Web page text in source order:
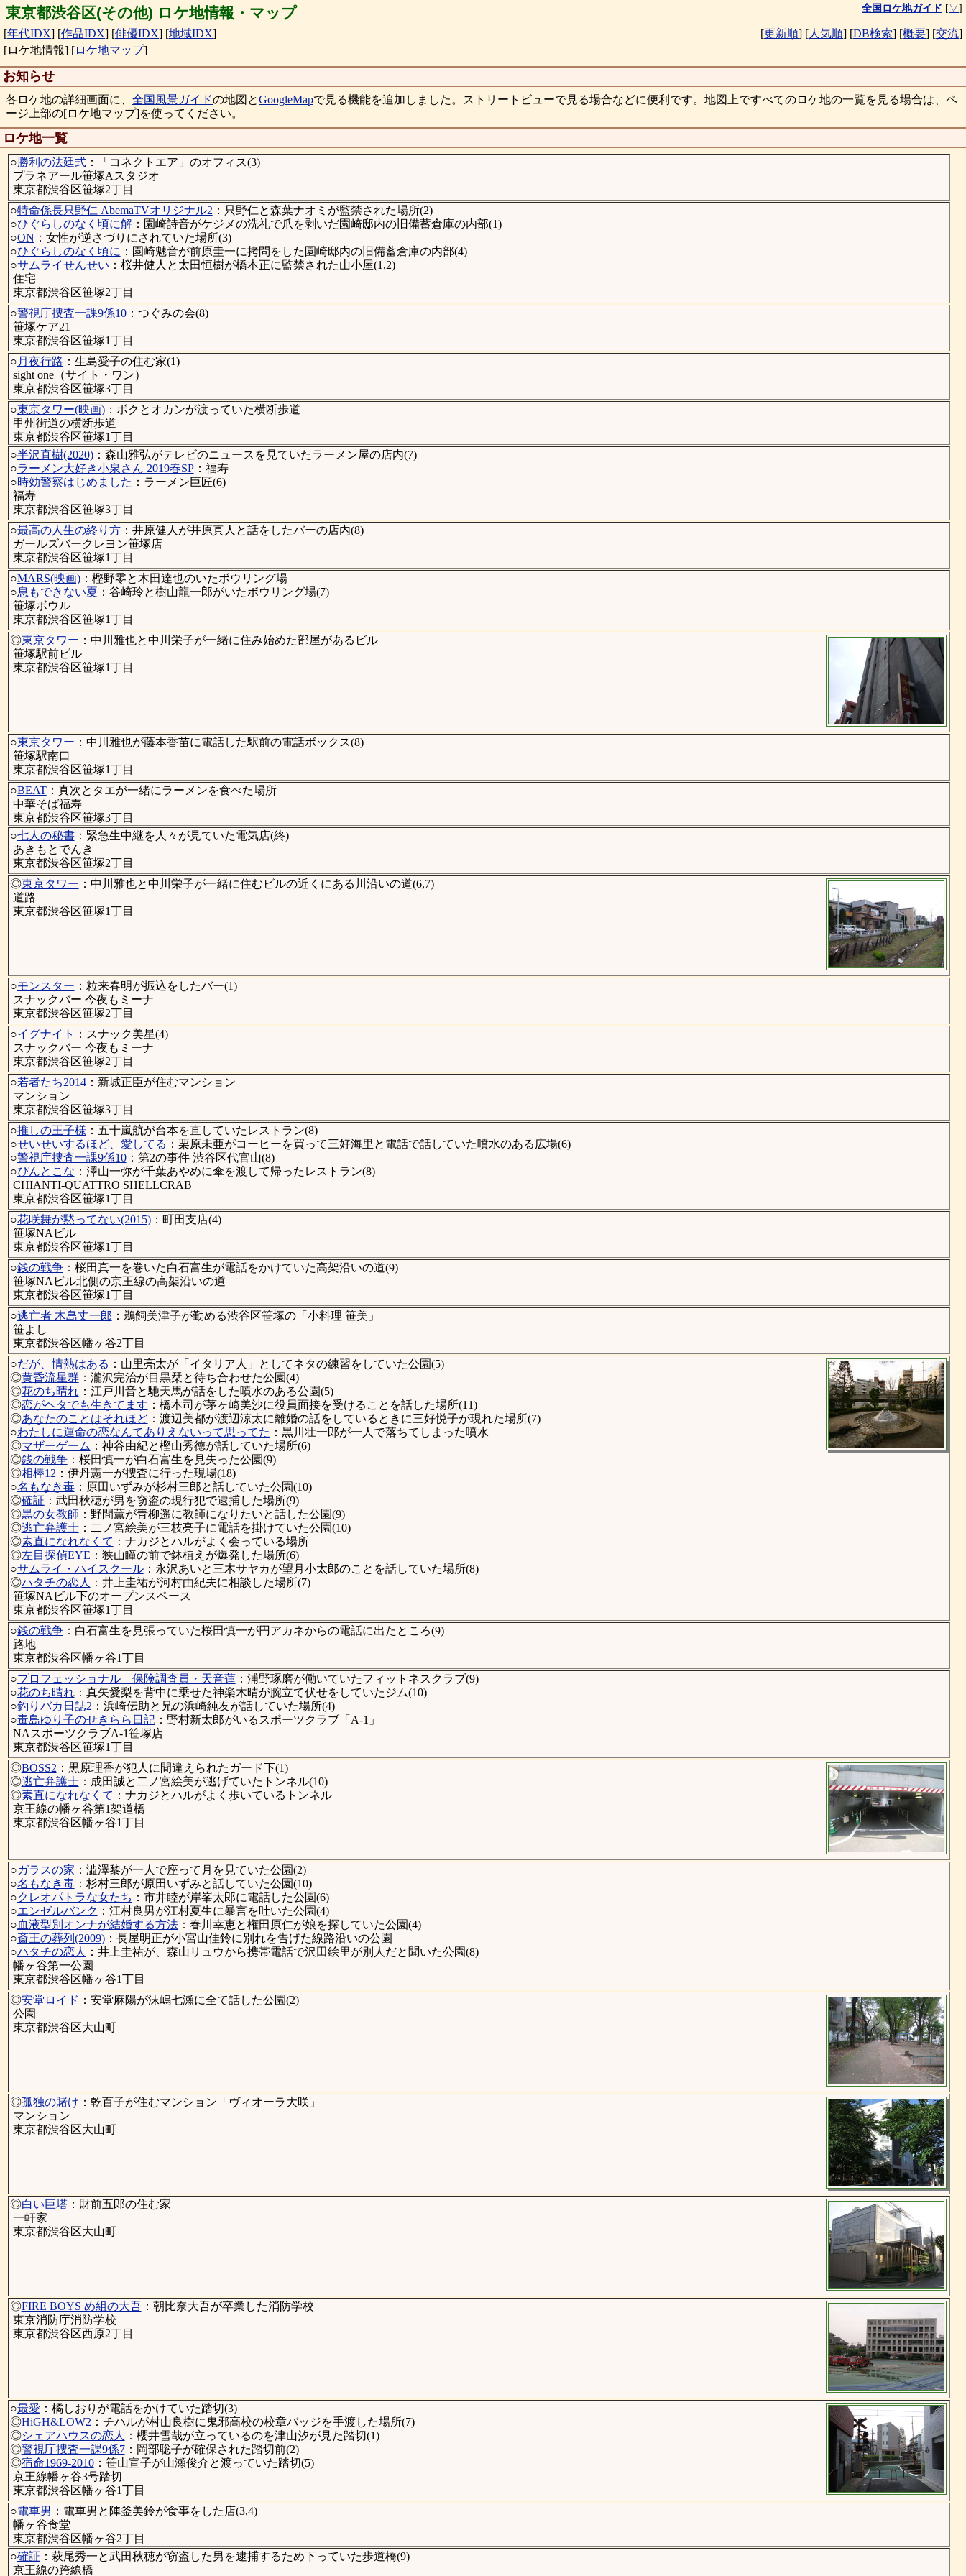
東京都渋谷区(その他) ロケ地情報・マップ 全国ロケ地ガイド [▽]
[年代IDX] [作品IDX] [俳優IDX] [地域IDX] [更新順] [人気順] [DB検索] [概要] [交流]
[ロケ地情報] [ロケ地マップ]
お知らせ
各ロケ地の詳細画面に、 全国風景ガイドの地図とGoogleMapで見る機能を追加しました。ストリートビューで見る場合などに便利です。地図上ですべてのロケ地の一覧を見る場合は、ペ
ージ上部の[ロケ地マップ]を使ってください。
ロケ地一覧
○勝利の法廷式：「コネクトエア」のオフィス(3)
プラネアール笹塚Aスタジオ
東京都渋谷区笹塚2丁目
○特命係長只野仁 AbemaTVオリジナル2 ：只野仁と森葉ナオミが監禁された場所(2)
○ひぐらしのなく頃に解：園崎詩音がケジメの洗礼で爪を剥いだ園崎邸内の旧備蓄倉庫の内部(1)
○ON ：女性が逆さづりにされていた場所(3)
○ひぐらしのなく頃に ：園崎魅音が前原圭一に拷問をした園崎邸内の旧備蓄倉庫の内部(4)
○サムライせんせい ：桜井健人と太田恒樹が橋本正に監禁された山小屋(1,2)
住宅
東京都渋谷区笹塚2丁目
○警視庁捜査一課9係10：つぐみの会(8)
笹塚ケア21
東京都渋谷区笹塚1丁目
○ 月夜行路 ：生島愛子の住む家(1)
sight one（サイト・ワン）
東京都渋谷区笹塚3丁目
○東京タワー(映画)：ボクとオカンが渡っていた横断歩道
甲州街道の横断歩道
東京都渋谷区笹塚1丁目
○半沢直樹(2020)：森山雅弘がテレビのニュースを見ていたラーメン屋の店内(7)
○ラーメン大好き小泉さん 2019春SP：福寿
○時効警察はじめました ：ラーメン巨匠(6)
福寿
東京都渋谷区笹塚3丁目
○最高の人生の終り方：井原健人が井原真人と話をしたバーの店内(8)
ガールズバークレヨン笹塚店
東京都渋谷区笹塚1丁目
○MARS(映画)：樫野零と木田達也のいたボウリング場
○息もできない夏 ：谷崎玲と樹山龍一郎がいたボウリング場(7)
笹塚ボウル
東京都渋谷区笹塚1丁目
◎東京タワー ：中川雅也と中川栄子が一緒に住み始めた部屋があるビル
笹塚駅前ビル
東京都渋谷区笹塚1丁目
○東京タワー ：中川雅也が藤本香苗に電話した駅前の電話ボックス(8)
笹塚駅南口
東京都渋谷区笹塚1丁目
○BEAT：真次とタエが一緒にラーメンを食べた場所
中華そば福寿
東京都渋谷区笹塚3丁目
○七人の秘書：緊急生中継を人々が見ていた電気店(終)
あきもとでんき
東京都渋谷区笹塚2丁目
◎東京タワー ：中川雅也と中川栄子が一緒に住むビルの近くにある川沿いの道(6,7)
道路
東京都渋谷区笹塚1丁目
○モンスター ：粒来春明が振込をしたバー(1)
スナックバー 今夜もミーナ
東京都渋谷区笹塚2丁目
○イグナイト
：スナック美星(4)
スナックバー 今夜もミーナ
東京都渋谷区笹塚2丁目
○若者たち2014：新城正臣が住むマンション
マンション
東京都渋谷区笹塚3丁目
○推しの王子様 ：五十嵐航が台本を直していたレストラン(8)
○せいせいするほど、愛してる ：栗原未亜がコーヒーを買って三好海里と電話で話していた噴水のある広場(6)
○警視庁捜査一課9係10：第2の事件 渋谷区代官山(8)
○ぴんとこな ：澤山一弥が千葉あやめに傘を渡して帰ったレストラン(8)
CHIANTI-QUATTRO SHELLCRAB
東京都渋谷区笹塚1丁目
○花咲舞が黙ってない(2015)：町田支店(4)
笹塚NAビル
東京都渋谷区笹塚1丁目
○銭の戦争：桜田真一を巻いた白石富生が電話をかけていた高架沿いの道(9)
笹塚NAビル北側の京王線の高架沿いの道
東京都渋谷区笹塚1丁目
○逃亡者 木島丈一郎 ：鵜飼美津子が勤める渋谷区笹塚の「小料理 笹美」
笹よし
東京都渋谷区幡ヶ谷2丁目
○だが、情熱はある ：山里亮太が「イタリア人」としてネタの練習をしていた公園(5)
◎黄昏流星群：瀧沢完治が目黒栞と待ち合わせた公園(4)
◎花のち晴れ：江戸川音と馳天馬が話をした噴水のある公園(5)
◎恋がヘタでも生きてます ：橋本司が茅ヶ崎美沙に役員面接を受けることを話した場所(11)
◎あなたのことはそれほど：渡辺美都が渡辺涼太に離婚の話をしているときに三好悦子が現れた場所(7)
○わたしに運命の恋なんてありえないって思ってた ：黒川壮一郎が一人で落ちてしまった噴水
◎マザーゲーム ：神谷由紀と樫山秀徳が話していた場所(6)
◎銭の戦争：桜田慎一が白石富生を見失った公園(9)
◎相棒12 ：伊丹憲一が捜査に行った現場(18)
○名もなき毒：原田いずみが杉村三郎と話していた公園(10)
◎確証 ：武田秋穂が男を窃盗の現行犯で逮捕した場所(9)
◎黒の女教師 ：野間薫が青柳遥に教師になりたいと話した公園(9)
◎逃亡弁護士：二ノ宮絵美が三枝亮子に電話を掛けていた公園(10)
◎素直になれなくて ：ナカジとハルがよく会っている場所
◎左目探偵EYE ：狭山瞳の前で鉢植えが爆発した場所(6)
○サムライ・ハイスクール：永沢あいと三木サヤカが望月小太郎のことを話していた場所(8)
◎ハタチの恋人
：井上圭祐が河村由紀夫に相談した場所(7)
笹塚NAビル下のオープンスペース
東京都渋谷区笹塚1丁目
○銭の戦争：白石富生を見張っていた桜田慎一が円アカネからの電話に出たところ(9)
路地
東京都渋谷区幡ヶ谷1丁目
○プロフェッショナル 保険調査員・天音蓮：浦野琢磨が働いていたフィットネスクラブ(9)
○花のち晴れ：真矢愛梨を背中に乗せた神楽木晴が腕立て伏せをしていたジム(10)
○釣りバカ日誌2 ：浜崎伝助と兄の浜崎純友が話していた場所(4)
○毒島ゆり子のせきらら日記：野村新太郎がいるスポーツクラブ「A-1」
NAスポーツクラブA-1笹塚店
東京都渋谷区笹塚1丁目
◎BOSS2 ：黒原理香が犯人に間違えられたガード下(1)
◎逃亡弁護士：成田誠と二ノ宮絵美が逃げていたトンネル(10)
◎素直になれなくて ：ナカジとハルがよく歩いているトンネル
京王線の幡ヶ谷第1架道橋
東京都渋谷区幡ヶ谷1丁目
○ガラスの家 ：澁澤黎が一人で座って月を見ていた公園(2)
○名もなき毒：杉村三郎が原田いずみと話していた公園(10)
○クレオパトラな女たち ：市井睦が岸峯太郎に電話した公園(6)
○エンゼルバンク ：江村良男が江村夏生に暴言を吐いた公園(4)
○血液型別オンナが結婚する方法：春川幸恵と権田原仁が娘を探していた公園(4)
○斎王の葬列(2009)：長屋明正が小宮山佳鈴に別れを告げた線路沿いの公園
○ハタチの恋人
：井上圭祐が、森山リュウから携帯電話で沢田絵里が別人だと聞いた公園(8)
幡ヶ谷第一公園
東京都渋谷区幡ヶ谷1丁目
◎安堂ロイド ：安堂麻陽が沫嶋七瀬に全て話した公園(2)
公園
東京都渋谷区大山町
◎孤独の賭け ：乾百子が住むマンション「ヴィオーラ大咲」
マンション
東京都渋谷区大山町
◎白い巨塔：財前五郎の住む家
一軒家
東京都渋谷区大山町
◎FIRE BOYS め組の大吾：朝比奈大吾が卒業した消防学校
東京消防庁消防学校
東京都渋谷区西原2丁目
○最愛 ：橘しおりが電話をかけていた踏切(3)
◎HiGH&LOW2 ：チハルが村山良樹に鬼邪高校の校章バッジを手渡した場所(7)
◎シェアハウスの恋人
：櫻井雪哉が立っているのを津山汐が見た踏切(1)
◎警視庁捜査一課9係7：岡部聡子が確保された踏切前(2)
◎宿命1969-2010：笹山宣子が山瀬俊介と渡っていた踏切(5)
京王線幡ヶ谷3号踏切
東京都渋谷区幡ヶ谷1丁目
○電車男 ：電車男と陣釜美鈴が食事をした店(3,4)
幡ヶ谷食堂
東京都渋谷区幡ヶ谷2丁目
○確証 ：萩尾秀一と武田秋穂が窃盗した男を逮捕するため下っていた歩道橋(9)
京王線の跨線橋